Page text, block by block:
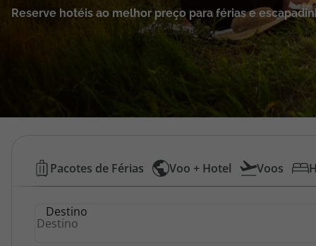
Área de Cliente
Reserve hotéis ao melhor preço para férias e
Hotéis
Baratos
Pacotes de Férias Voo + Hotel Voos
Destino